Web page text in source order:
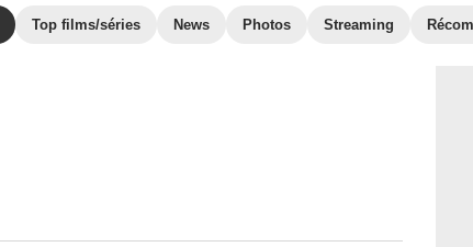
Top films/séries News Photos Streaming